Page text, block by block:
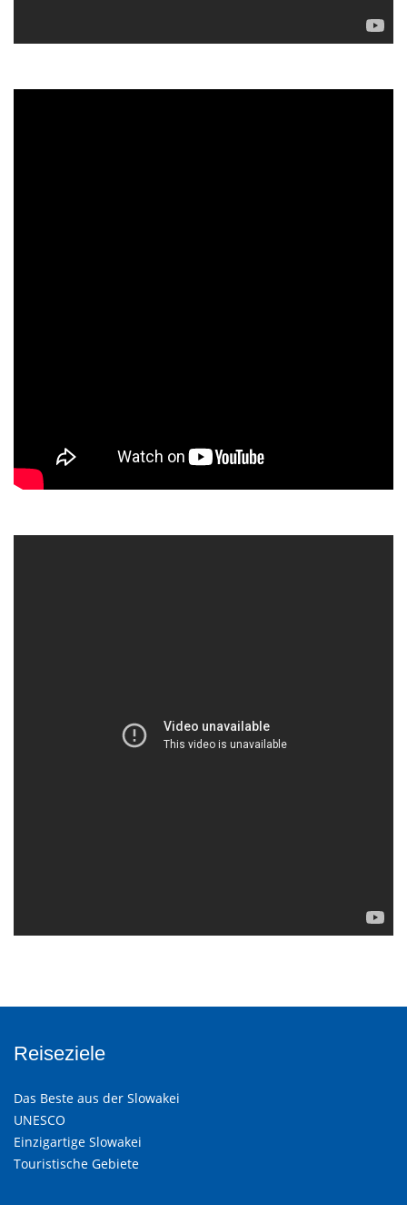
Reiseziele
Das Beste aus der Slowakei
UNESCO
Einzigartige Slowakei
Touristische Gebiete